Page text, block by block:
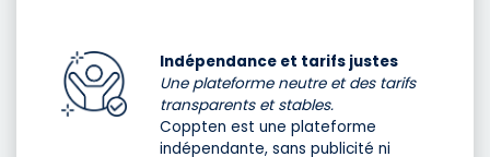
Indépendance et tarifs justes
Une plateforme neutre et des tarifs
transparents et stables.
Coppten est une plateforme
indépendante, sans publicité ni